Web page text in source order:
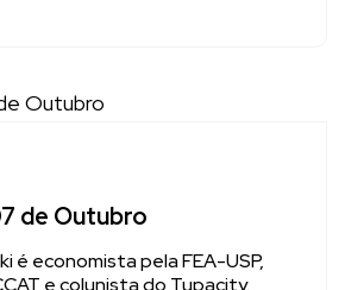
de Outubro
é economista pela FEA-USP,
e colunista do Tupacity.